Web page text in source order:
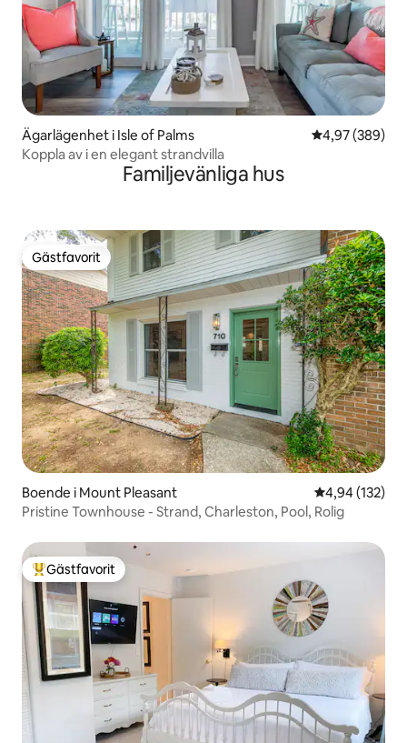
Ägarlägenhet i Isle of Palms 4,97 av 5 i
4,97 (389)
Koppla av i en elegant strandvilla
Familjevänliga hus
Gästfavorit
Gästfavorit
Boende i Mount Pleasant 4,94 av 5 i
4,94 (132)
Pristine Townhouse - Strand, Charleston, Pool, Rolig
Populär gästfavorit
Gästfavorit